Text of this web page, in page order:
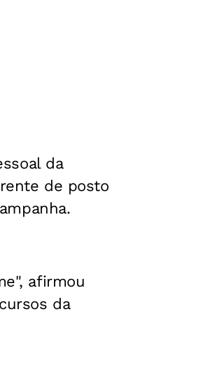
da
de posto
afirmou
da